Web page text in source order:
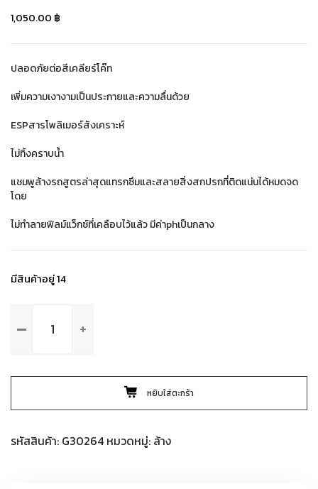
1,050.00 ฿
ปลอดภัยต่อสีเคลียร์โค๊ท
เพิ่มความเงางามเป็นประกายและความลื่นด้วย
ESPสารโพลิเมอร์สังเคราะห์
ไม่ทิ้งคราบน้ำ
แชมพูล้างรถสูตรล่าสุดแทรกซึมและสลายสิ่งสกปรกที่ติดแน่นได้หมดจด
โดย
ไม่ทำลายฟิลม์แว็กซ์ที่เคลือบไว้แล้ว มีค่าphเป็นกลาง
มีสินค้าอยู่ 14
G30264
CAR
แชมพู
รถ
หยิบใส่ตะกร้า
รหัสสินค้า: G30264 หมวดหมู่: ล้าง